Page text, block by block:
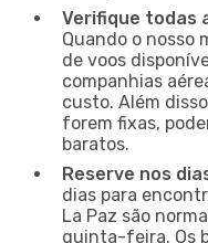
Verifique todas
Quando o nosso
de voos
companhias
custo. Além
forem fixas,
baratos.
Reserve nos
dias para
La Paz são
quinta-feira. Os